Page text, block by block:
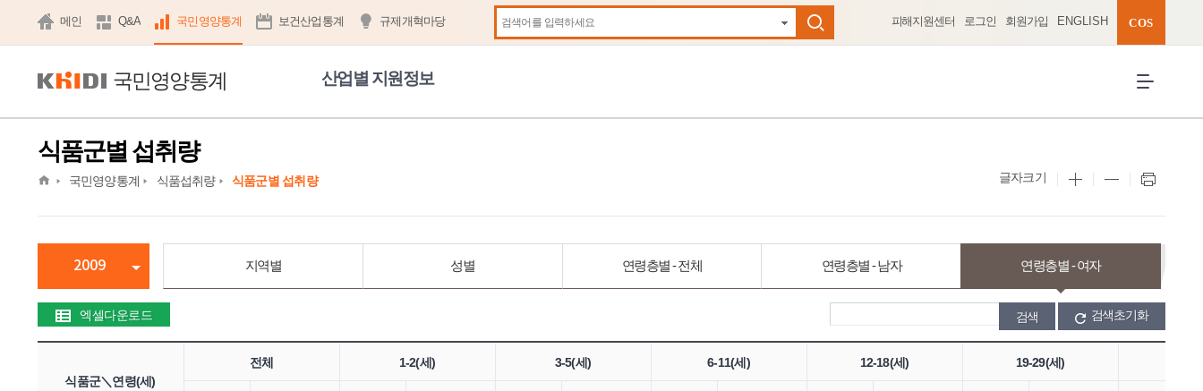
메인 Q&A 국민영양통계 보건산업통계 규제개혁마당
자동완성 펼치기
검색
피해지원센터 로그인 회원가입 ENGLISH COS
국민영양통계 산업별 지원정보
식품군별 섭취량
home국민영양통계 식품섭취량 식품군별 섭취량 글자크기
2009 지역별 성별 연령층별 - 전체 연령층별 - 남자 연령층별 - 여자
엑셀다운로드 검색초기화
식품군＼연령(세)
전체 1-2(세) 3-5(세) 6-11(세) 12-18(세) 19-29(세)